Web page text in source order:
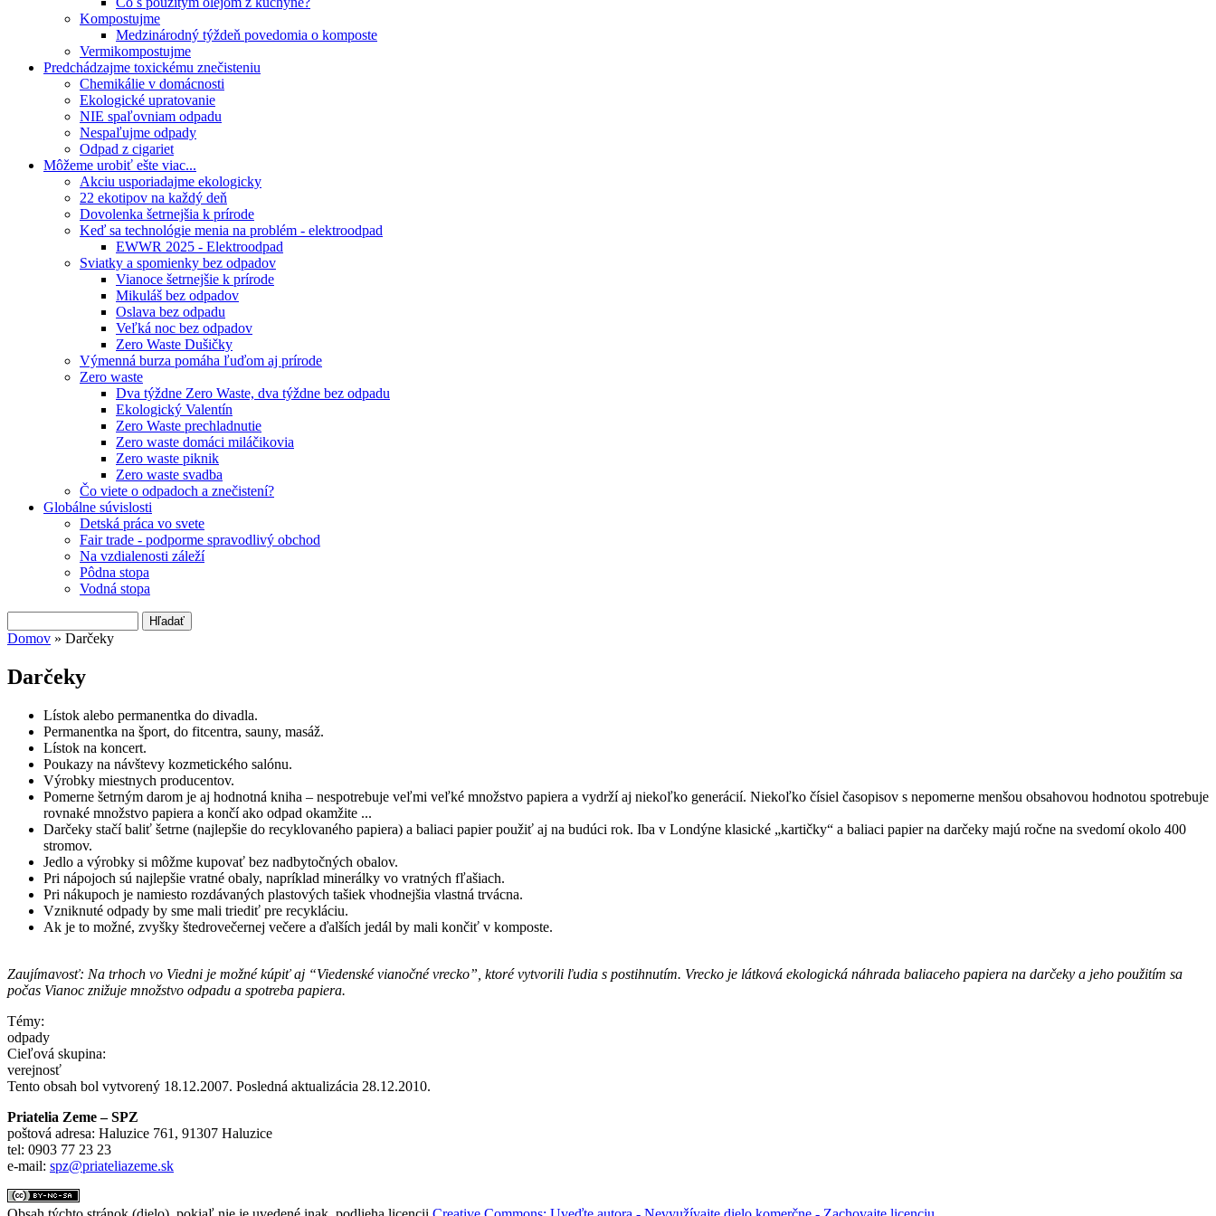
Kompostujme
Medzinárodný týždeň povedomia o komposte
Vermikompostujme
Predchádzajme toxickému znečisteniu
Chemikálie v domácnosti
Ekologické upratovanie
NIE spaľovniam odpadu
Nespaľujme odpady
Odpad z cigariet
Môžeme urobiť ešte viac...
Akciu usporiadajme ekologicky
22 ekotipov na každý deň
Dovolenka šetrnejšia k prírode
Keď sa technológie menia na problém - elektroodpad
EWWR 2025 - Elektroodpad
Sviatky a spomienky bez odpadov
Vianoce šetrnejšie k prírode
Mikuláš bez odpadov
Oslava bez odpadu
Veľká noc bez odpadov
Zero Waste Dušičky
Výmenná burza pomáha ľuďom aj prírode
Zero waste
Dva týždne Zero Waste, dva týždne bez odpadu
Ekologický Valentín
Zero Waste prechladnutie
Zero waste domáci miláčikovia
Zero waste piknik
Zero waste svadba
Čo viete o odpadoch a znečistení?
Globálne súvislosti
Detská práca vo svete
Fair trade - podporme spravodlivý obchod
Na vzdialenosti záleží
Pôdna stopa
Vodná stopa
Vyhľadávanie
Domov » Darčeky
Darčeky
Lístok alebo permanentka do divadla.
Permanentka na šport, do fitcentra, sauny, masáž.
Lístok na koncert.
Poukazy na návštevy kozmetického salónu.
Výrobky miestnych producentov.
Pomerne šetrným darom je aj hodnotná kniha – nespotrebuje veľmi veľké množstvo papiera a vydrží aj niekoľko generácií. Niekoľko čísiel časopisov s nepomerne menšou obsahovou hodnotou spotrebuje
rovnaké množstvo papiera a končí ako odpad okamžite ...
Darčeky stačí baliť šetrne (najlepšie do recyklovaného papiera) a baliaci papier použiť aj na budúci rok. Iba v Londýne klasické „kartičky“ a baliaci papier na darčeky majú ročne na svedomí okolo 400
stromov.
Jedlo a výrobky si môžme kupovať bez nadbytočných obalov.
Pri nápojoch sú najlepšie vratné obaly, napríklad minerálky vo vratných fľašiach.
Pri nákupoch je namiesto rozdávaných plastových tašiek vhodnejšia vlastná trvácna.
Vzniknuté odpady by sme mali triediť pre recykláciu.
Ak je to možné, zvyšky štedrovečernej večere a ďalších jedál by mali končiť v komposte.
Zaujímavosť: Na trhoch vo Viedni je možné kúpiť aj “Viedenské vianočné vrecko”, ktoré vytvorili ľudia s postihnutím. Vrecko je látková ekologická náhrada baliaceho papiera na darčeky a jeho použitím sa
počas Vianoc znižuje množstvo odpadu a spotreba papiera.
Témy:
odpady
Cieľová skupina:
verejnosť
Tento obsah bol vytvorený 18.12.2007. Posledná aktualizácia 28.12.2010.
Priatelia Zeme – SPZ
poštová adresa: Haluzice 761, 91307 Haluzice
tel: 0903 77 23 23
e-mail: spz@priateliazeme.sk